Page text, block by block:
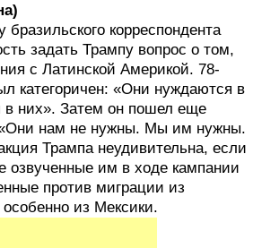
корреспондента
задать Трампу вопрос о том,
с Латинской Америкой. 78-
категоричен: «Они нуждаются в
них». Затем он пошел еще
нам не нужны. Мы им нужны.
Трампа неудивительна, если
озвученные им в ходе кампании
против миграции из
из Мексики.